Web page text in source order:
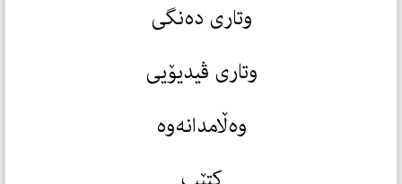
وتاری دەنگی
وتاری ڤیدیۆیی
وەڵامدانەوە